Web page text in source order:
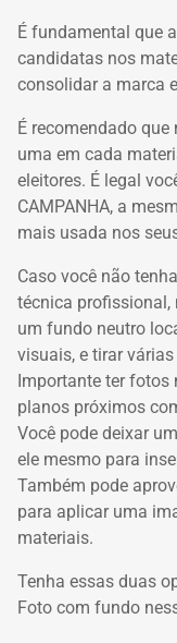
É fundamental que
candidatas nos
consolidar a marca
É recomendado
uma em cada
eleitores. É legal
CAMPANHA, a
mais usada nos
Caso você não
técnica profissional,
um fundo neutro
visuais, e tirar
Importante ter
planos próximos
Você pode deixar
ele mesmo para
Também pode
para aplicar uma
materiais.
Tenha essas duas
Foto com fundo